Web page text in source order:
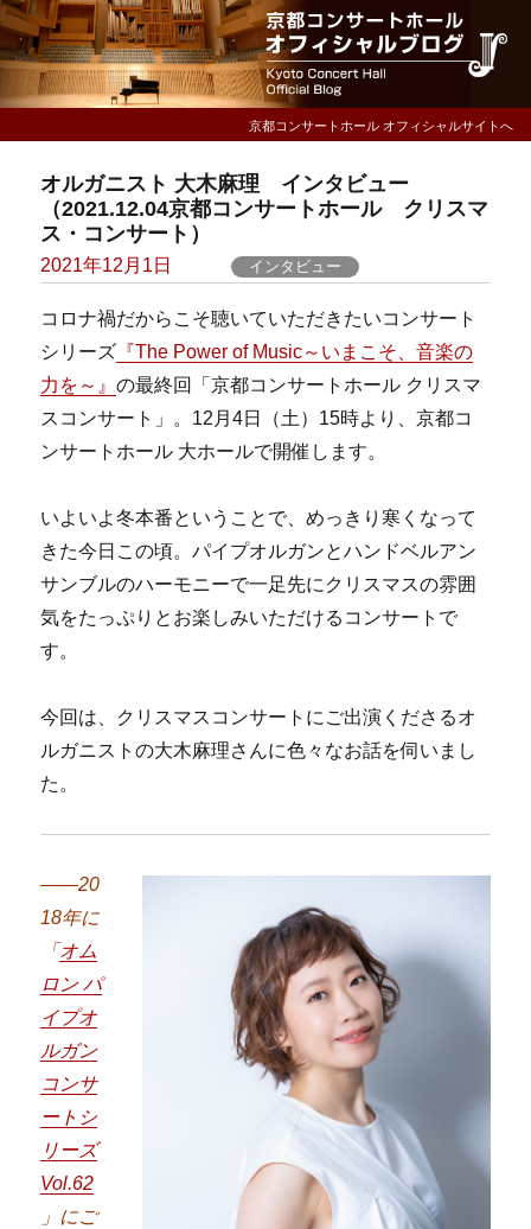
京都コンサートホール オフィシャルサイトへ
オルガニスト 大木麻理 インタビュー
（2021.12.04京都コンサートホール クリスマ
ス・コンサート）
Posted
2021年12月1日 インタビュー
コロナ禍だからこそ聴いていただきたいコンサート
シリーズ 『The Power of Music～いまこそ、音楽の
力を～』の最終回「京都コンサートホール クリスマ
スコンサート」。12月4日（土）15時より、京都コ
ンサートホール 大ホールで開催します。
いよいよ冬本番ということで、めっきり寒くなって
きた今日この頃。パイプオルガンとハンドベルアン
サンブルのハーモニーで一足先にクリスマスの雰囲
気をたっぷりとお楽しみいただけるコンサートで
す。
今回は、クリスマスコンサートにご出演くださるオ
ルガニストの大木麻理さんに色々なお話を伺いまし
た。
――20
18年に
「 オム
ロン パ
イプオ
ルガン
コンサ
ートシ
リーズ
Vol.62
」にご